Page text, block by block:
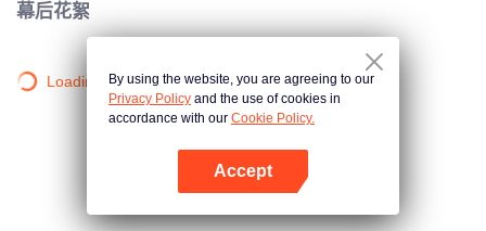
幕后花絮
Loading…By using the website, you are agreeing to our
Privacy Policy and the use of cookies in
accordance with our Cookie Policy.
Accept